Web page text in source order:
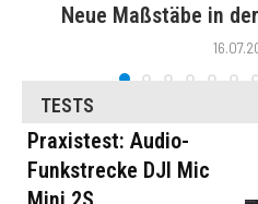
Neue Maßstäbe in
TESTS
Praxistest: Audio-
Funkstrecke DJI Mic